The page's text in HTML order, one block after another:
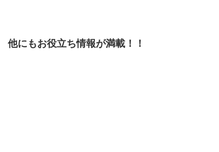
他にもお役立ち情報が満載！！